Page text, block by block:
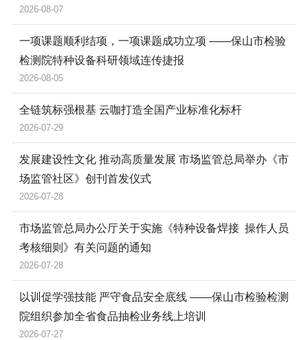
2026-08-07
一项课题顺利结项，一项课题成功立项 ——保山市检验
检测院特种设备科研领域连传捷报
2026-08-05
全链筑标强根基 云咖打造全国产业标准化标杆
2026-07-29
发展建设性文化 推动高质量发展 市场监管总局举办《市
场监管社区》创刊首发仪式
2026-07-28
市场监管总局办公厅关于实施《特种设备焊接 操作人员
考核细则》有关问题的通知
2026-07-28
以训促学强技能 严守食品安全底线 ——保山市检验检测
院组织参加全省食品抽检业务线上培训
2026-07-27